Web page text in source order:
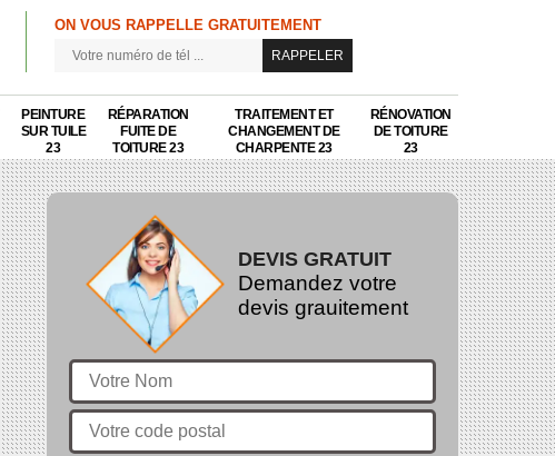
ON VOUS RAPPELLE GRATUITEMENT
PEINTURE
SUR TUILE
23
RÉPARATION
FUITE DE
TOITURE 23
TRAITEMENT ET
CHANGEMENT DE
CHARPENTE 23
RÉNOVATION
DE TOITURE
23
DEVIS GRATUIT
Demandez votre
devis grauitement